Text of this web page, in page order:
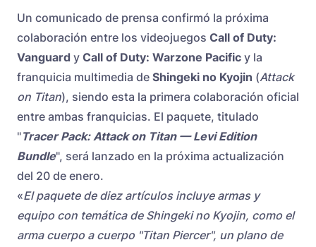
Un comunicado de prensa confirmó la próxima
colaboración entre los videojuegos Call of Duty:
Vanguard y Call of Duty: Warzone Pacific y la
franquicia multimedia de Shingeki no Kyojin (Attack
on Titan), siendo esta la primera colaboración oficial
entre ambas franquicias. El paquete, titulado
"Tracer Pack: Attack on Titan — Levi Edition
Bundle", será lanzado en la próxima actualización
del 20 de enero.
«El paquete de diez artículos incluye armas y
equipo con temática de Shingeki no Kyojin, como el
arma cuerpo a cuerpo "Titan Piercer", un plano de